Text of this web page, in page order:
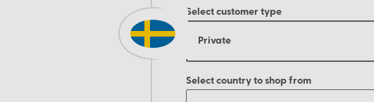
Select customer type
Private
Select country to shop from